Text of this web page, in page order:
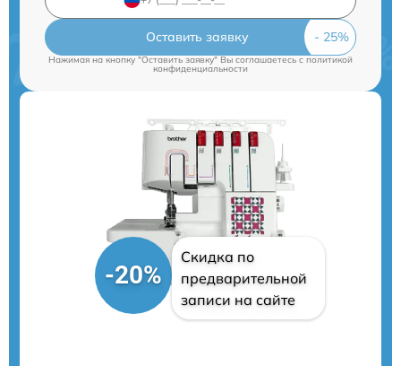
Оставить заявку
Нажимая на кнопку "Оставить заявку" Вы соглашаетесь cполитикой
конфиденциальности
-20%
Скидка по
предварительной
записи на сайте